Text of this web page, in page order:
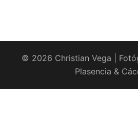
© 2026 Christian Vega |
Plasencia &